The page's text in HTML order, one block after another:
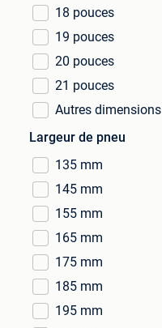
18 pouces
19 pouces
20 pouces
21 pouces
Autres dimensions
Largeur de pneu
135 mm
145 mm
155 mm
165 mm
175 mm
185 mm
195 mm